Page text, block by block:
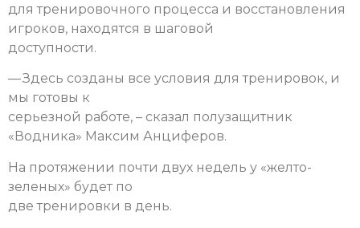
для тренировочного процесса и восстановления
игроков, находятся в шаговой
доступности.
— Здесь созданы все условия для тренировок, и
мы готовы к
серьезной работе, – сказал полузащитник
«Водника» Максим Анциферов.
На протяжении почти двух недель у «желто-
зеленых» будет по
две тренировки в день.